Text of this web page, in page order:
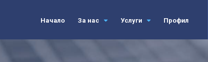
Начало За нас Услуги Профил